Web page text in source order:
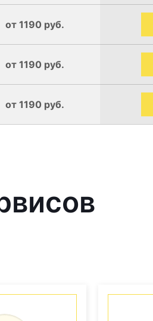
от 1190 руб.
от 1190 руб.
от 1190 руб.